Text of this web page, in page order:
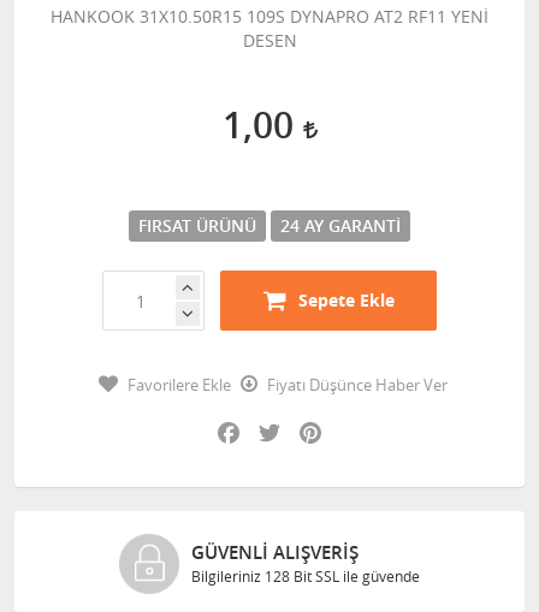
HANKOOK 31X10.50R15 109S DYNAPRO AT2 RF11 YENİ
DESEN
1,00
FIRSAT ÜRÜNÜ 24 AY GARANTI
Sepete Ekle
Favorilere Ekle
Fiyatı Düşünce Haber Ver
Facebook
Twitter
GÜVENLI ALIŞVERIŞ
Bilgileriniz 128 Bit SSL ile güvende